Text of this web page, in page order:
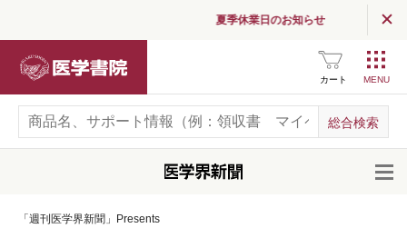
夏季休業日のお知らせ
カート
「週刊医学界新聞」Presents